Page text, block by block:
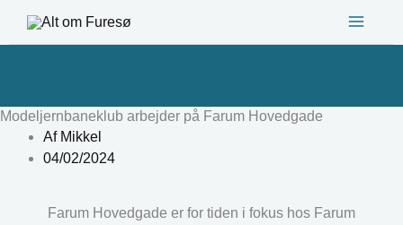
Modeljernbaneklub arbejder på Farum Hovedgade
AfMikkel
04/02/2024
Farum Hovedgade er for tiden i fokus hos Farum